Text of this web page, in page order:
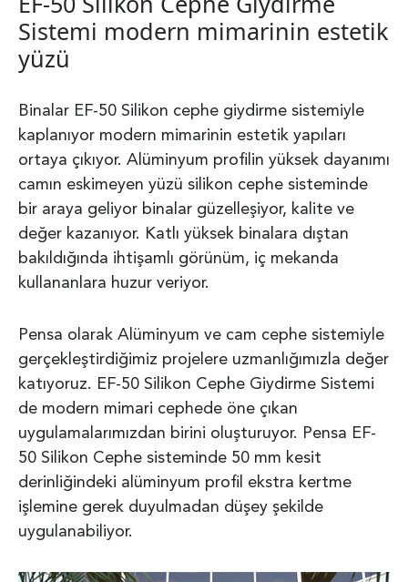
Sistemi modern mimarinin estetik
yüzü
Binalar EF-50 Silikon cephe giydirme sistemiyle
kaplanıyor modern mimarinin estetik yapıları
ortaya çıkıyor. Alüminyum profilin yüksek dayanımı
camın eskimeyen yüzü silikon cephe sisteminde
bir araya geliyor binalar güzelleşiyor, kalite ve
değer kazanıyor. Katlı yüksek binalara dıştan
bakıldığında ihtişamlı görünüm, iç mekanda
kullananlara huzur veriyor.
Pensa olarak Alüminyum ve cam cephe sistemiyle
gerçekleştirdiğimiz projelere uzmanlığımızla değer
katıyoruz. EF-50 Silikon Cephe Giydirme Sistemi
de modern mimari cephede öne çıkan
uygulamalarımızdan birini oluşturuyor. Pensa EF-
50 Silikon Cephe sisteminde 50 mm kesit
derinliğindeki alüminyum profil ekstra kertme
işlemine gerek duyulmadan düşey şekilde
uygulanabiliyor.